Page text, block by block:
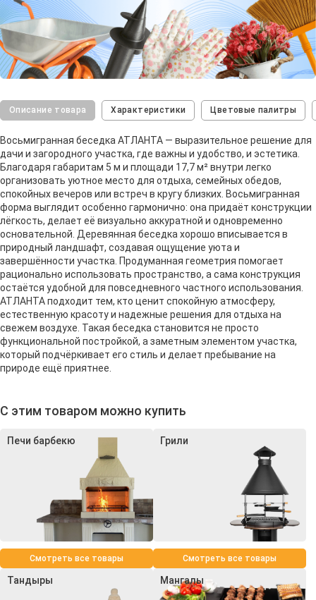
Описание товара Характеристики Цветовые палитры
Восьмигранная беседка АТЛАНТА — выразительное решение для
дачи и загородного участка, где важны и удобство, и эстетика.
Благодаря габаритам 5 м и площади 17,7 м² внутри легко
организовать уютное место для отдыха, семейных обедов,
спокойных вечеров или встреч в кругу близких. Восьмигранная
форма выглядит особенно гармонично: она придаёт конструкции
лёгкость, делает её визуально аккуратной и одновременно
основательной. Деревянная беседка хорошо вписывается в
природный ландшафт, создавая ощущение уюта и
завершённости участка. Продуманная геометрия помогает
рационально использовать пространство, а сама конструкция
остаётся удобной для повседневного частного использования.
АТЛАНТА подходит тем, кто ценит спокойную атмосферу,
естественную красоту и надежные решения для отдыха на
свежем воздухе. Такая беседка становится не просто
функциональной постройкой, а заметным элементом участка,
который подчёркивает его стиль и делает пребывание на
природе ещё приятнее.
С этим товаром можно купить
Печи барбекю
Смотреть все товары
Грили
Смотреть все товары
Тандыры Мангалы